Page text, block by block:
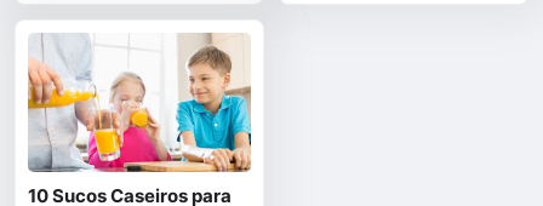
10 Sucos Caseiros para